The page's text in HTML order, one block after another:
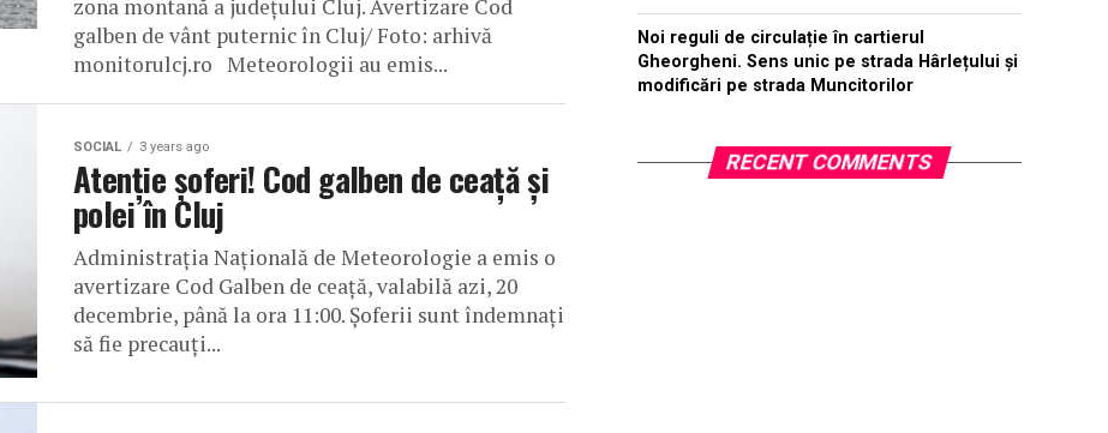
zona montană a județului Cluj. Avertizare Cod
galben de vânt puternic în Cluj/ Foto: arhivă
monitorulcj.ro Meteorologii au emis...
SOCIAL 3 years ago
Atenție șoferi! Cod galben de ceață și
polei în Cluj
Administrația Națională de Meteorologie a emis o
avertizare Cod Galben de ceață, valabilă azi, 20
decembrie, până la ora 11:00. Șoferii sunt îndemnați
să fie precauți...
Noi reguli de circulație în cartierul
Gheorgheni. Sens unic pe strada Hârlețului și
modificări pe strada Muncitorilor
RECENT COMMENTS